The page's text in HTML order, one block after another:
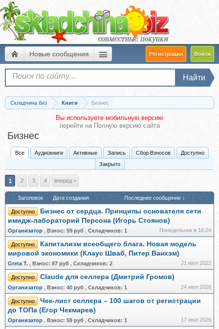
Новые сообщения Регистрация Войти
Найти
Складчина биз Книги Бизнес
Вы используете мобильную версию
перейти на Полную версию сайта
Бизнес
Все Аудиокниги Активные Запись Сбор Взносов
Доступно
Закрыто
1 2 3 4 вперёд >
Заголовок Дата создания Последнее сообщение ↓
Доступно
Бизнес от сердца. Принципы основателя сети
имидж-лабораторий Персона (Игорь Стоянов)
Организатор , Взнос: 59 руб , Складчиков: 1 Понедельник в 18:24
Доступно
Капитализм всеобщего блага. Новая модель
мировой экономики (Клаус Шваб, Питер Ванхэм)
Greta Т. , Взнос: 87 руб , Складчиков: 2 21 июл 2022
Доступно Claude для селлера (Дмитрий Громов)
Организатор , Взнос: 40 руб , Складчиков: 1 24 июл 2026
Доступно
Чек-лист селлера – 100 шагов от регистрации
до ТОПа (Егор Чекмарев)
Организатор , Взнос: 59 руб , Складчиков: 1 17 июл 2026